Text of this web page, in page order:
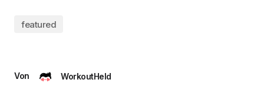
featured
Von
WorkoutHeld